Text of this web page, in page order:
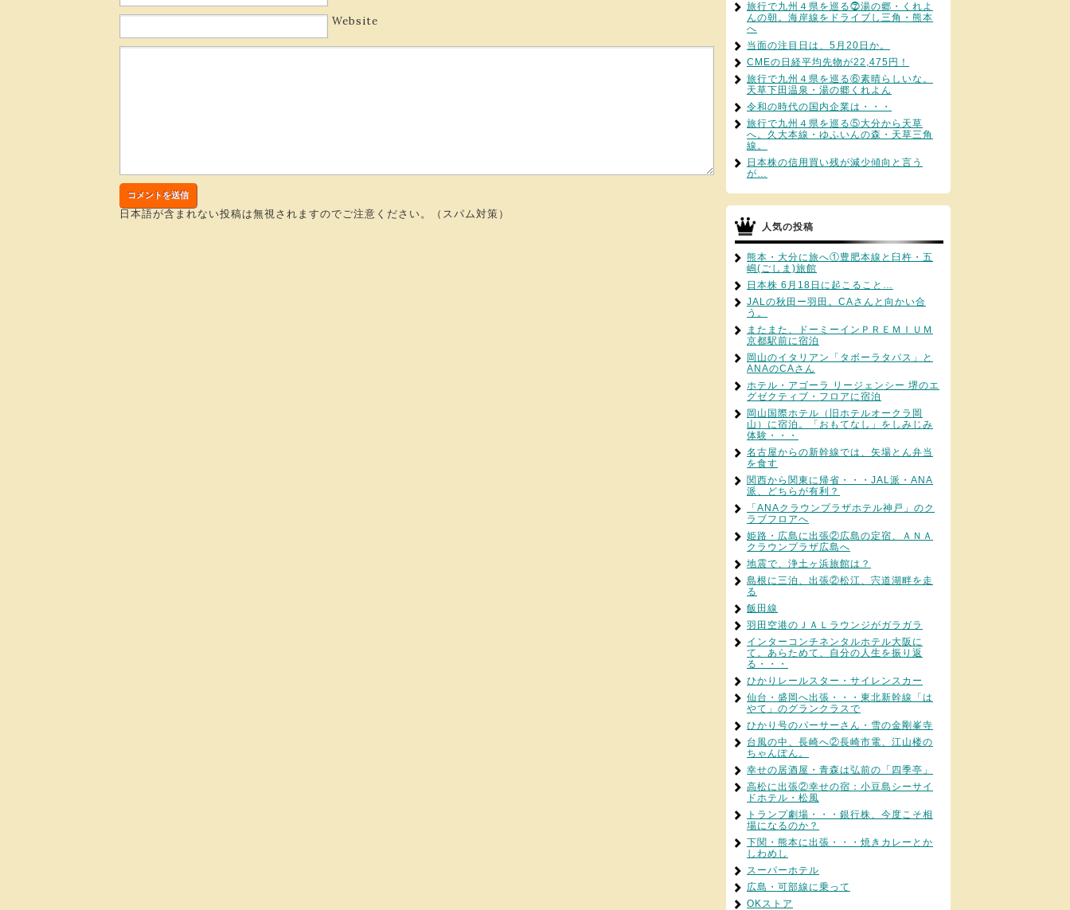
Website
日本語が含まれない投稿は無視されますのでご注意ください。（スパム対策）
旅行で九州４県を巡る⓻湯の郷・くれよ
んの朝。海岸線をドライブし三角・熊本
へ
当面の注目日は、5月20日か。
CMEの日経平均先物が22,475円！
旅行で九州４県を巡る⑥素晴らしいな。
天草下田温泉・湯の郷くれよん
令和の時代の国内企業は・・・
旅行で九州４県を巡る⑤大分から天草
へ。久大本線・ゆふいんの森・天草三角
線。
日本株の信用買い残が減少傾向と言う
が…
人気の投稿
熊本・大分に旅へ①豊肥本線と臼杵・五
嶋(ごしま)旅館
日本株 6月18日に起こること…
JALの秋田ー羽田。CAさんと向かい合
う。
またまた、ドーミーインＰＲＥＭＩＵＭ
京都駅前に宿泊
岡山のイタリアン「タボーラタパス」と
ANAのCAさん
ホテル・アゴーラ リージェンシー 堺のエ
グゼクティブ・フロアに宿泊
岡山国際ホテル（旧ホテルオークラ岡
山）に宿泊。「おもてなし」をしみじみ
体験・・・
名古屋からの新幹線では、矢場とん弁当
を食す
関西から関東に帰省・・・JAL派・ANA
派、どちらが有利？
「ANAクラウンプラザホテル神戸」のク
ラブフロアへ
姫路・広島に出張②広島の定宿、ＡＮＡ
クラウンプラザ広島へ
地震で、浄土ヶ浜旅館は？
島根に三泊、出張②松江、宍道湖畔を走
る
飯田線
羽田空港のＪＡＬラウンジがガラガラ
インターコンチネンタルホテル大阪に
て。あらためて、自分の人生を振り返
る・・・
ひかりレールスター・サイレンスカー
仙台・盛岡へ出張・・・東北新幹線「は
やて」のグランクラスで
ひかり号のパーサーさん・雪の金剛峯寺
台風の中、長崎へ②長崎市電、江山楼の
ちゃんぽん。
幸せの居酒屋・青森は弘前の「四季亭」
高松に出張②幸せの宿：小豆島シーサイ
ドホテル・松風
トランプ劇場・・・銀行株、今度こそ相
場になるのか？
下関・熊本に出張・・・焼きカレーとか
しわめし
スーパーホテル
広島・可部線に乗って
OKストア